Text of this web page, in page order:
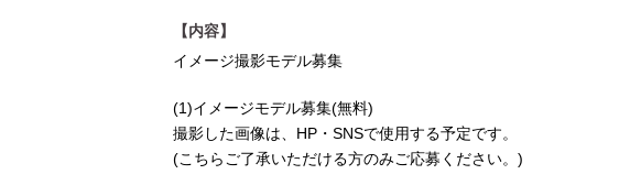
【内容】
イメージ撮影モデル募集
(1)イメージモデル募集(無料)
撮影した画像は、HP・SNSで使用する予定です。
(こちらご了承いただける方のみご応募ください。)